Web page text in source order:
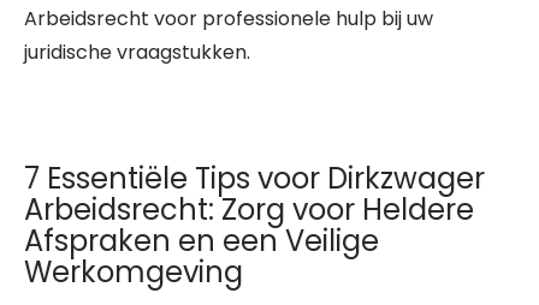
Arbeidsrecht voor professionele hulp bij uw
juridische vraagstukken.
7 Essentiële Tips voor Dirkzwager
Arbeidsrecht: Zorg voor Heldere
Afspraken en een Veilige
Werkomgeving